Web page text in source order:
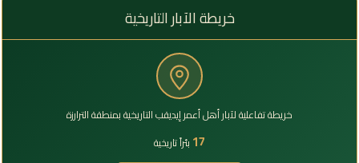
خريطة الآبار التاريخية
خريطة تفاعلية لآبار أهل أعمر إيديقب التاريخية بمنطقة الترارزة
17 بئراً تاريخية